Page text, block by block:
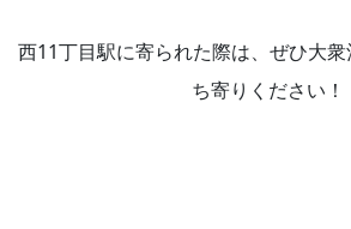
西11丁目駅に寄られた際は、ぜひ大
ち寄りください！